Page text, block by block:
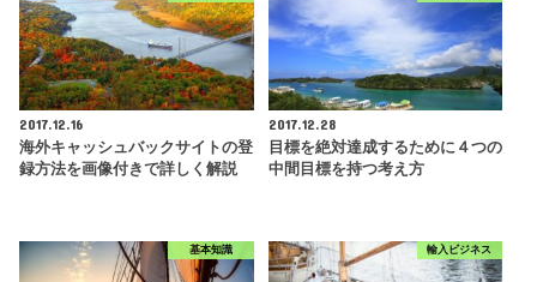
2017.12.16
海外キャッシュバックサイトの登
録方法を画像付きで詳しく解説
2017.12.28
目標を絶対達成するために４つの
中間目標を持つ考え方
基本知識 輸入ビジネス